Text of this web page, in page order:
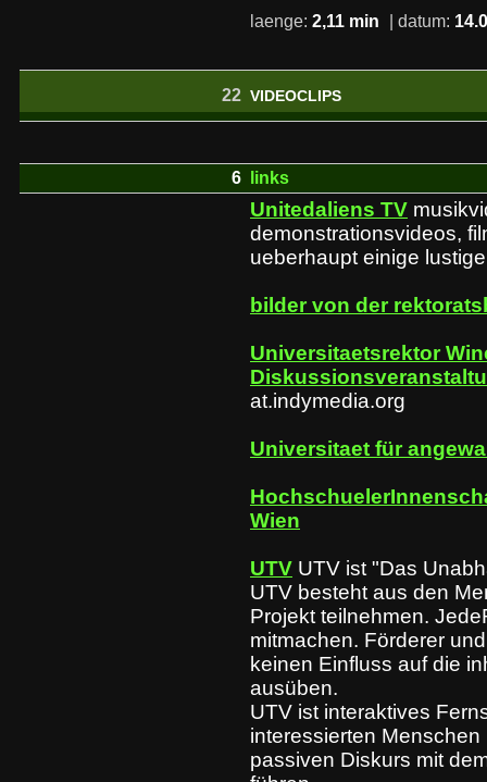
laenge: 2,11 min | datum:
22 VIDEOCLIPS
6 links
Unitedaliens TV
demonstrationsvideos,
ueberhaupt einige
bilder von der
Universitaetsrektor
at.indymedia.org
Universitaet für
Wien
UTV UTV ist "Das
UTV besteht aus den
Projekt teilnehmen.
mitmachen. Förderer
keinen Einfluss auf die
ausüben.
UTV ist interaktives
interessierten
passiven Diskurs mit